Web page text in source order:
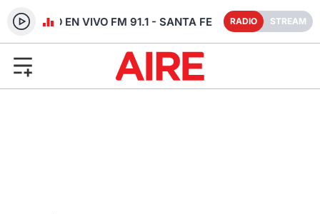
RADIO EN VIVO FM 91.1 - SANTA FE RADIO STREAM